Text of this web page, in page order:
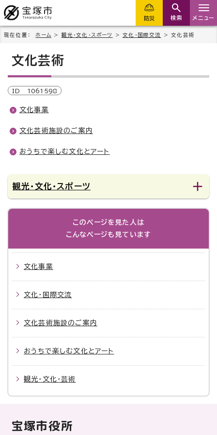
防災 検索 メニュー
現在位置： ホーム > 観光・文化・スポーツ >文化・国際交流 > 文化芸術
文化芸術
ID 1061598
文化事業
文化芸術施設のご案内
おうちで楽しむ文化とアート
観光・文化・スポーツ
このページを見た人は
こんなページも見ています
文化事業
文化・国際交流
文化芸術施設のご案内
おうちで楽しむ文化とアート
観光・文化・芸術
宝塚市役所